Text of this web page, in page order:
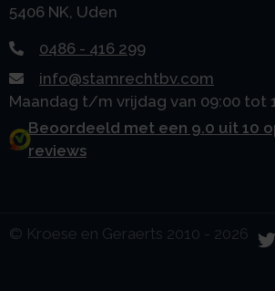
5406 NK, Uden
0486 - 416 299
info@stamrechtbv.com
Maandag t/m vrijdag van 09:00 tot
Beoordeeld met een 9.0 uit 10
reviews
© Kroese en Geraerts 2010 - 2026